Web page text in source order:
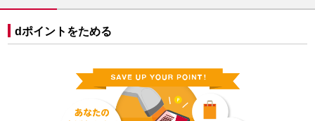
dポイントをためる